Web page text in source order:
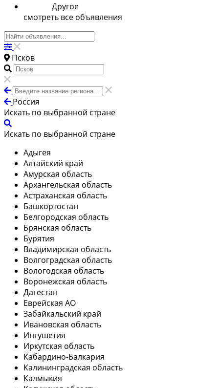
Другое
смотреть все объявления
Псков
Россия
Искать по выбранной стране
Искать по выбранной стране
Адыгея
Алтайский край
Амурская область
Архангельская область
Астраханская область
Башкортостан
Белгородская область
Брянская область
Бурятия
Владимирская область
Волгоградская область
Вологодская область
Воронежская область
Дагестан
Еврейская АО
Забайкальский край
Ивановская область
Ингушетия
Иркутская область
Кабардино-Балкария
Калининградская область
Калмыкия